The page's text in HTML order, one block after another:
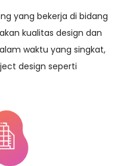
yang bekerja di bidang
kualitas design dan
waktu yang singkat,
design seperti